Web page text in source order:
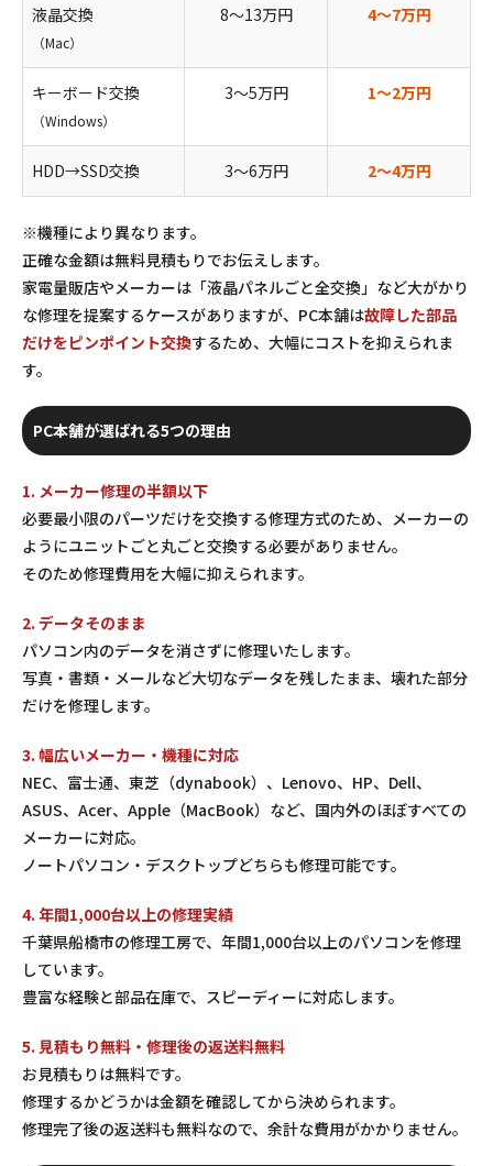
液晶交換
（Mac）
8〜13万円 4〜7万円
キーボード交換
（Windows）
3〜5万円 1〜2万円
HDD→SSD交換 3〜6万円 2〜4万円
※機種により異なります。
正確な金額は無料見積もりでお伝えします。
家電量販店やメーカーは「液晶パネルごと全交換」など大がかり
な修理を提案するケースがありますが、PC本舗は故障した部品
だけをピンポイント交換するため、大幅にコストを抑えられま
す。
PC本舗が選ばれる5つの理由
1. メーカー修理の半額以下
必要最小限のパーツだけを交換する修理方式のため、メーカーの
ようにユニットごと丸ごと交換する必要がありません。
そのため修理費用を大幅に抑えられます。
2. データそのまま
パソコン内のデータを消さずに修理いたします。
写真・書類・メールなど大切なデータを残したまま、壊れた部分
だけを修理します。
3. 幅広いメーカー・機種に対応
NEC、富士通、東芝（dynabook）、Lenovo、HP、Dell、
ASUS、Acer、Apple（MacBook）など、国内外のほぼすべての
メーカーに対応。
ノートパソコン・デスクトップどちらも修理可能です。
4. 年間1,000台以上の修理実績
千葉県船橋市の修理工房で、年間1,000台以上のパソコンを修理
しています。
豊富な経験と部品在庫で、スピーディーに対応します。
5. 見積もり無料・修理後の返送料無料
お見積もりは無料です。
修理するかどうかは金額を確認してから決められます。
修理完了後の返送料も無料なので、余計な費用がかかりません。